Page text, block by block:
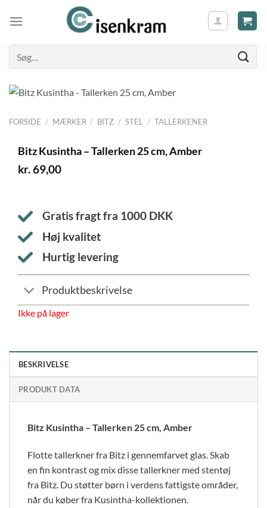
efter:
FORSIDE / MÆRKER / BITZ / STEL / TALLERKENER
Bitz Kusintha – Tallerken 25 cm, Amber
kr.69,00
Gratis fragt fra 1000 DKK
Høj kvalitet
Hurtig levering
Produktbeskrivelse
Ikke på lager
BESKRIVELSE
PRODUKT DATA
Bitz Kusintha – Tallerken 25 cm, Amber
Flotte tallerkner fra Bitz i gennemfarvet glas. Skab
en fin kontrast og mix disse tallerkner med stentøj
fra Bitz. Du støtter børn i verdens fattigste områder,
når du køber fra Kusintha-kollektionen.